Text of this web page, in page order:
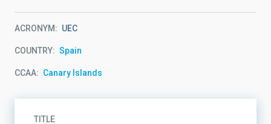
ACRONYM UEC
COUNTRY Spain
CCAA Canary Islands
TITLE